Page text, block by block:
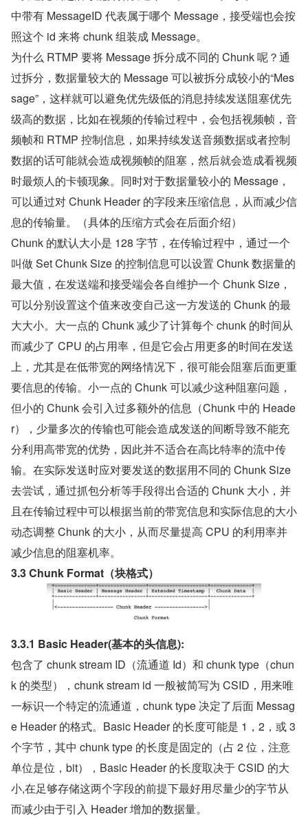
中带有 MessageID 代表属于哪个 Message，接受端也会按
照这个 id 来将 chunk 组装成 Message。
为什么 RTMP 要将 Message 拆分成不同的 Chunk 呢？通
过拆分，数据量较大的 Message 可以被拆分成较小的“Mes
sage”，这样就可以避免优先级低的消息持续发送阻塞优先
级高的数据，比如在视频的传输过程中，会包括视频帧，音
频帧和 RTMP 控制信息，如果持续发送音频数据或者控制
数据的话可能就会造成视频帧的阻塞，然后就会造成看视频
时最烦人的卡顿现象。同时对于数据量较小的 Message，
可以通过对 Chunk Header 的字段来压缩信息，从而减少信
息的传输量。（具体的压缩方式会在后面介绍）
Chunk 的默认大小是 128 字节，在传输过程中，通过一个
叫做 Set Chunk Size 的控制信息可以设置 Chunk 数据量的
最大值，在发送端和接受端会各自维护一个 Chunk Size，
可以分别设置这个值来改变自己这一方发送的 Chunk 的最
大大小。大一点的 Chunk 减少了计算每个 chunk 的时间从
而减少了 CPU 的占用率，但是它会占用更多的时间在发送
上，尤其是在低带宽的网络情况下，很可能会阻塞后面更重
要信息的传输。小一点的 Chunk 可以减少这种阻塞问题，
但小的 Chunk 会引入过多额外的信息（Chunk 中的 Heade
r），少量多次的传输也可能会造成发送的间断导致不能充
分利用高带宽的优势，因此并不适合在高比特率的流中传
输。在实际发送时应对要发送的数据用不同的 Chunk Size
去尝试，通过抓包分析等手段得出合适的 Chunk 大小，并
且在传输过程中可以根据当前的带宽信息和实际信息的大小
动态调整 Chunk 的大小，从而尽量提高 CPU 的利用率并
减少信息的阻塞机率。
3.3 Chunk Format（块格式）
3.3.1 Basic Header(基本的头信息):
包含了 chunk stream ID（流通道 Id）和 chunk type（chun
k 的类型），chunk stream id 一般被简写为 CSID，用来唯
一标识一个特定的流通道，chunk type 决定了后面 Messag
e Header 的格式。Basic Header 的长度可能是 1，2，或 3
个字节，其中 chunk type 的长度是固定的（占 2 位，注意
单位是位，bit），Basic Header 的长度取决于 CSID 的大
小,在足够存储这两个字段的前提下最好用尽量少的字节从
而减少由于引入 Header 增加的数据量。